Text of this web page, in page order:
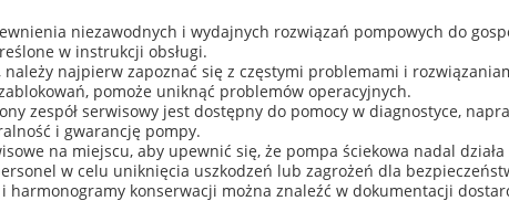
niezawodnych i wydajnych rozwiązań pompowych do
w instrukcji obsługi.
najpierw zapoznać się z częstymi problemami i
pomoże uniknąć problemów operacyjnych.
zespół serwisowy jest dostępny do pomocy w diagnostyce,
i gwarancję pompy.
na miejscu, aby upewnić się, że pompa ściekowa nadal
w celu uniknięcia uszkodzeń lub zagrożeń dla
harmonogramy konserwacji można znaleźć w dokumentacji